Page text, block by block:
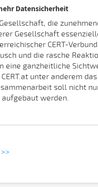
Datensicherheit
die
Gesellschaft
CERT-
und die rasche
eine ganzheitliche
CERT.at unter anderem
soll nicht
werden.